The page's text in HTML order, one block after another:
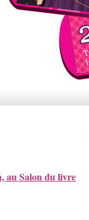
au Salon du livre